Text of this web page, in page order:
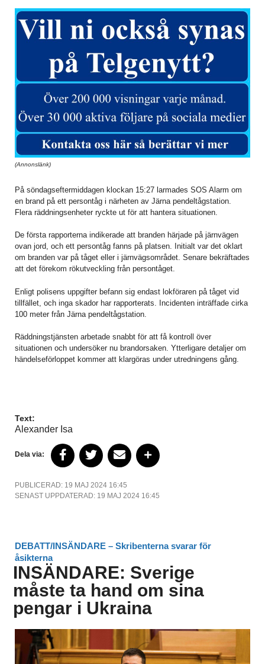
(Annonslänk)
På söndagseftermiddagen klockan 15:27 larmades SOS Alarm om
en brand på ett persontåg i närheten av Järna pendeltågstation.
Flera räddningsenheter ryckte ut för att hantera situationen.
De första rapporterna indikerade att branden härjade på järnvägen
ovan jord, och ett persontåg fanns på platsen. Initialt var det oklart
om branden var på tåget eller i järnvägsområdet. Senare bekräftades
att det förekom rökutveckling från persontåget.
Enligt polisens uppgifter befann sig endast lokföraren på tåget vid
tillfället, och inga skador har rapporterats. Incidenten inträffade cirka
100 meter från Järna pendeltågstation.
Räddningstjänsten arbetade snabbt för att få kontroll över
situationen och undersöker nu brandorsaken. Ytterligare detaljer om
händelseförloppet kommer att klargöras under utredningens gång.
Text:
Alexander Isa
Dela via:
PUBLICERAD: 19 MAJ 2024 16:45
SENAST UPPDATERAD: 19 MAJ 2024 16:45
DEBATT/INSÄNDARE – Skribenterna svarar för
åsikterna
INSÄNDARE: Sverige
måste ta hand om sina
pengar i Ukraina